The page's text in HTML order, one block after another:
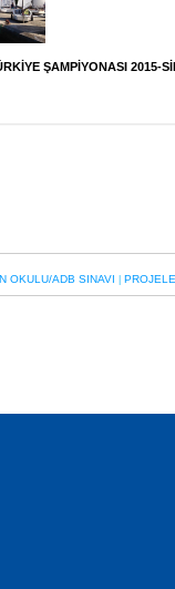
ŞAMPİYONASI 2015-
OKULU/ADB SINAVI